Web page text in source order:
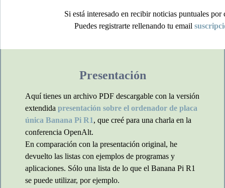
Presentación
Aquí tienes un archivo PDF descargable con la versión
extendida presentación sobre el ordenador de placa
única Banana Pi R1, que creé para una charla en la
conferencia OpenAlt.
En comparación con la presentación original, he
devuelto las listas con ejemplos de programas y
aplicaciones. Sólo una lista de lo que el Banana Pi R1
se puede utilizar, por ejemplo.
Si está interesado en recibir noticias puntuales por
Puedes registrarte rellenando tu email